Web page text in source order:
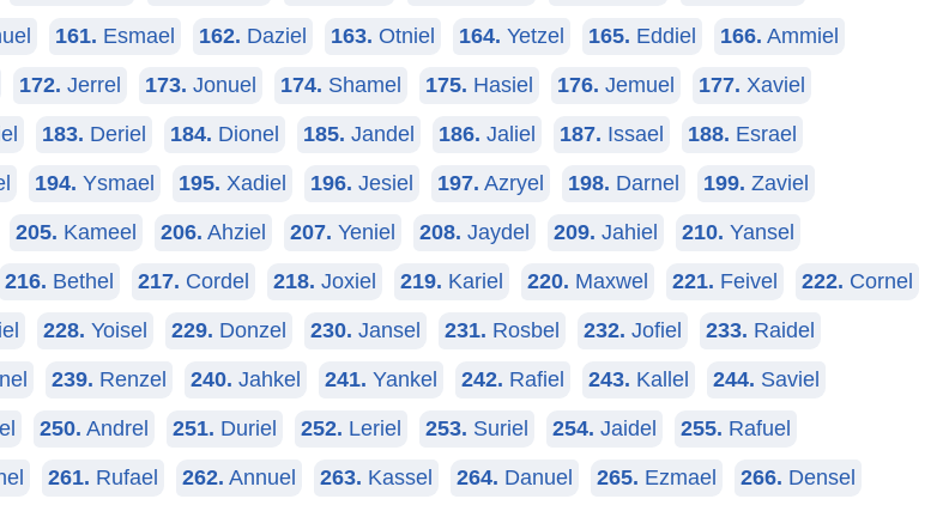
161. Esmael 162. Daziel 163. Otniel 164. Yetzel 165. Eddiel 166. Ammiel
172. Jerrel 173. Jonuel 174. Shamel 175. Hasiel 176. Jemuel 177. Xaviel
183. Deriel 184. Dionel 185. Jandel 186. Jaliel 187. Issael 188. Esrael
194. Ysmael 195. Xadiel 196. Jesiel 197. Azryel 198. Darnel 199. Zaviel
205. Kameel 206. Ahziel 207. Yeniel 208. Jaydel 209. Jahiel 210. Yansel
216. Bethel 217. Cordel 218. Joxiel 219. Kariel 220. Maxwel 221. Feivel 222. Cornel
228. Yoisel 229. Donzel 230. Jansel 231. Rosbel 232. Jofiel 233. Raidel
239. Renzel 240. Jahkel 241. Yankel 242. Rafiel 243. Kallel 244. Saviel
250. Andrel 251. Duriel 252. Leriel 253. Suriel 254. Jaidel 255. Rafuel
261. Rufael 262. Annuel 263. Kassel 264. Danuel 265. Ezmael 266. Densel